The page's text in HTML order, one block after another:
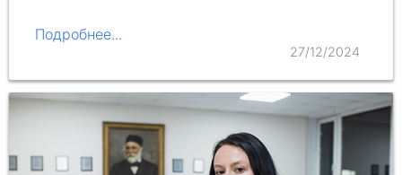
Подробнее...
27/12/2024